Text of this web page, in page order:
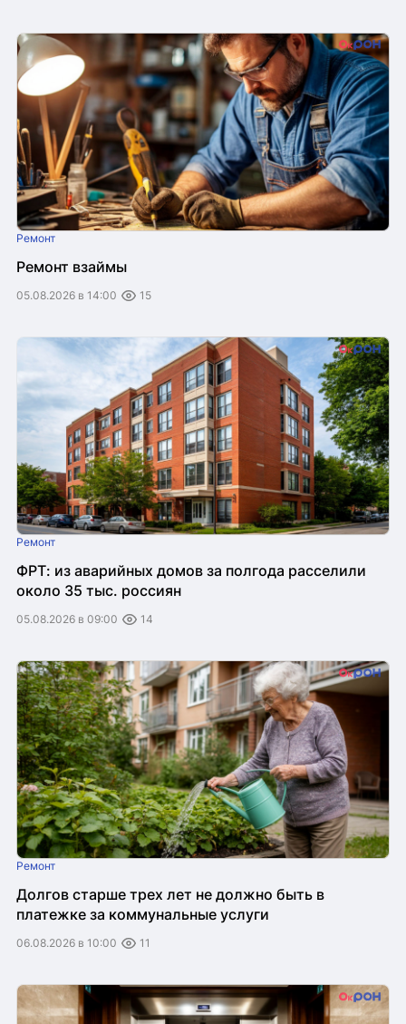
Ремонт
Ремонт взаймы
05.08.2026 в 14:00 15
Ремонт
ФРТ: из аварийных домов за полгода расселили
около 35 тыс. россиян
05.08.2026 в 09:00 14
Ремонт
Долгов старше трех лет не должно быть в
платежке за коммунальные услуги
06.08.2026 в 10:00 11